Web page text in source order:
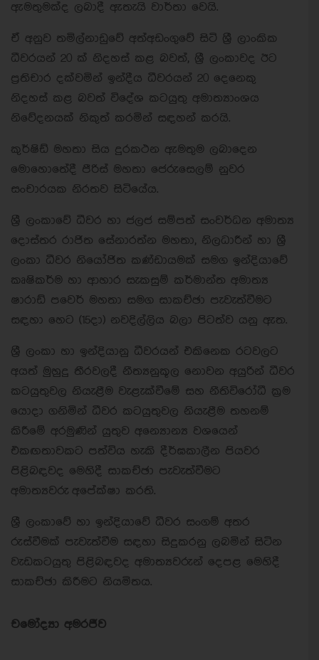
ඇමතුමක්ද ලබාදී ඇතැයි වාර්තා වෙයි.
ඒ අනුව තමිල්නාඩුවේ අත්අඩංගුවේ සිටි ශ්‍රී ලාංකික
ධීවරයන් 20 ක් නිදහස් කළ බවත්, ශ්‍රී ලංකාවද ඊට
ප්‍රතිචාර දක්වමින් ඉන්දීය ධීවරයන් 20 දෙනෙකු
නිදහස් කළ බවත් විදේශ කටයුතු අමාත්‍යාංශය
නිවේදනයක් නිකුත් කරමින් සඳහන් කරයි.
කුර්ෂිඩ් මහතා සිය දුරකථන ඇමතුම ලබාදෙන
මොහොතේදී පීරිස් මහතා ජෙරුසෙලම් නුවර
සංචාරයක නිරතව සිටියේය.
ශ්‍රී ලංකාවේ ධීවර හා ජලජ සම්පත් සංවර්ධන අමාත්‍ය
දොස්තර රාජිත සේනාරත්න මහතා, නිලධාරීන් හා ශ්‍රී
ලංකා ධීවර නියෝජිත කණ්ඩායමක් සමග ඉන්දියාවේ
කෘෂිකර්ම හා ආහාර සැකසුම් කර්මාන්ත අමාත්‍ය
ෂාරාඩ් පවෙර් මහතා සමග සාකච්ඡා පැවැත්වීමට
සඳහා හෙට (15දා) නවදිල්ලිය බලා පිටත්ව යනු ඇත.
ශ්‍රී ලංකා හා ඉන්දියානු ධීවරයන් එකිනෙක රටවලට
අයත් මුහුදු තීරවලදී නීත්‍යනුකූල නොවන අයුරින් ධීවර
කටයුතුවල නියැළීම වැළැක්වීමේ සහ නීතිවිරෝධී ක්‍රම
යොදා ගනිමින් ධීවර කටයුතුවල නියැළීම තහනම්
කිරීමේ අරමුණින් යුතුව අන්‍යොන්‍ය වශයෙන්
එකඟතාවකට පත්විය හැකි දීර්ඝකාලීන පියවර
පිළිබඳවද මෙහිදී සාකච්ඡා පැවැත්වීමට
අමාත්‍යවරු අපේක්ෂා කරති.
ශ්‍රී ලංකාවේ හා ඉන්දියාවේ ධීවර සංගම් අතර
රුස්වීමක් පැවැත්වීම සඳහා සිදුකරනු ලබමින් සිටින
වැඩකටයුතු පිළිබඳවද අමාත්‍යවරුන් දෙපළ මෙහිදී
සාකච්ඡා කිරීමට නියමිතය.
චමෝද්‍යා අමරජීව